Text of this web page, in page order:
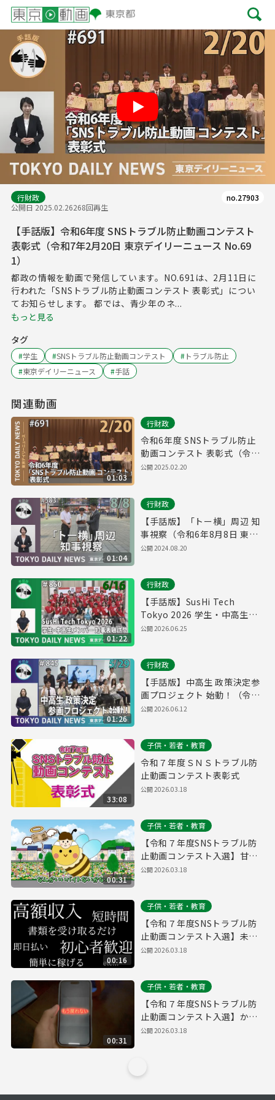
行財政
公開日 2025.02.26268回再生
no.27903
【手話版】令和6年度 SNSトラブル防止動画コンテスト
表彰式（令和7年2月20日 東京デイリーニュース No.69
1）
都政の情報を動画で発信しています。NO.691は、2月11日に
行われた「SNSトラブル防止動画コンテスト 表彰式」につい
てお知らせします。 都では、青少年のネ...
もっと見る
タグ
#学生 #SNSトラブル防止動画コンテスト #トラブル防止
#東京デイリーニュース #手話
関連動画
01:03
行財政
令和6年度 SNSトラブル防止
動画コンテスト 表彰式（令和
7年2月20日 東京デイリーニュ
公開2025.02.20
01:04
行財政
【手話版】「トー横」周辺 知
事視察（令和6年8月8日 東京
デイリーニュース No.583）
公開2024.08.20
01:22
行財政
【手話版】SusHi Tech
Tokyo 2026 学生・中高生メ
ンバー知事表敬訪問（令和8年
公開2026.06.25
01:26
行財政
【手話版】中高生 政策決定参
画プロジェクト 始動！（令和
8年5月29日 東京デイリーニュ
公開2026.06.12
33:08
子供・若者・教育
令和７年度ＳＮＳトラブル防
止動画コンテスト表彰式
公開2026.03.18
00:31
子供・若者・教育
【令和７年度SNSトラブル防
止動画コンテスト入選】甘い
蜜には罠がある
公開2026.03.18
00:16
子供・若者・教育
【令和７年度SNSトラブル防
止動画コンテスト入選】未来
を壊すアルバイト
公開2026.03.18
00:31
子供・若者・教育
【令和７年度SNSトラブル防
止動画コンテスト入選】かけ
られますか？
公開2026.03.18